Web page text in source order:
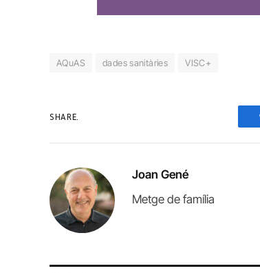
AQuAS dades sanitàries VISC+
SHARE.
Joan Gené
Metge de família